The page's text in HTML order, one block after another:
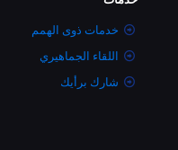
خدمات ذوى الهمم
اللقاء الجماهيري
شارك برأيك